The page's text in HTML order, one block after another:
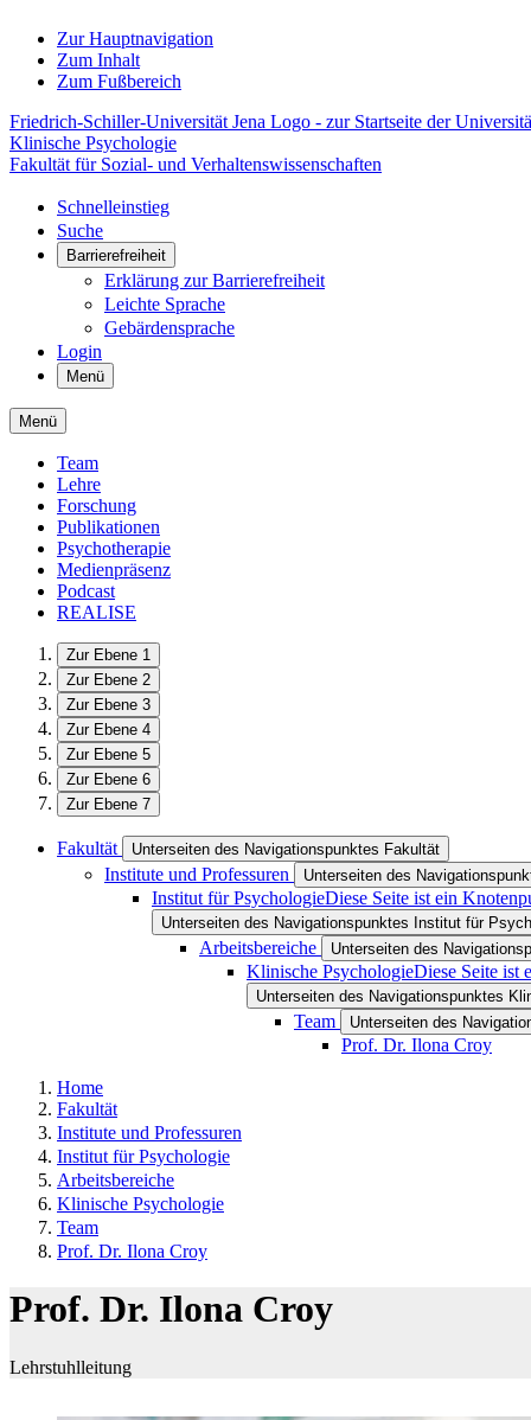
Zur Hauptnavigation
Zum Inhalt
Zum Fußbereich
Friedrich-Schiller-Universität Jena Logo - zur Startseite der
Klinische Psychologie
Fakultät für Sozial- und Verhaltenswissenschaften
Schnelleinstieg
Suche
Barrierefreiheit
Erklärung zur Barrierefreiheit
Leichte Sprache
Gebärdensprache
Login
Menü
Menü
Team
Lehre
Forschung
Publikationen
Psychotherapie
Medienpräsenz
Podcast
REALISE
Zur Ebene 1
Zur Ebene 2
Zur Ebene 3
Zur Ebene 4
Zur Ebene 5
Zur Ebene 6
Zur Ebene 7
Fakultät Unterseiten des Navigationspunktes Fakultät
Institute und Professuren Unterseiten des
Institut für PsychologieDiese Seite ist ein
Unterseiten des Navigationspunktes Institut für
Arbeitsbereiche Unterseiten des
Klinische PsychologieDiese Seite ist
Unterseiten des Navigationspunktes
Team Unterseiten des
Prof. Dr. Ilona Croy
Home
Fakultät
Institute und Professuren
Institut für Psychologie
Arbeitsbereiche
Klinische Psychologie
Team
Prof. Dr. Ilona Croy
Prof. Dr. Ilona Croy
Lehrstuhlleitung